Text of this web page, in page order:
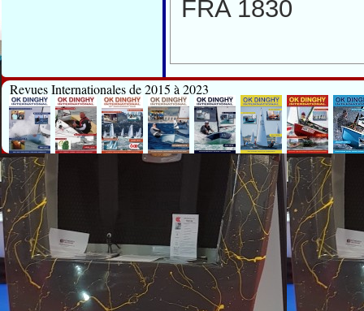
FRA 1830
Revues Internationales de 2015 à 2023